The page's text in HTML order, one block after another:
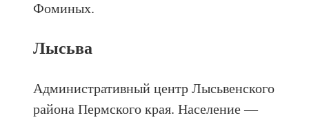
Фоминых.
Лысьва
Административный центр Лысьвенского
района Пермского края. Население —